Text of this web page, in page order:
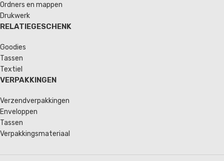
Ordners en mappen
Drukwerk
RELATIEGESCHENK
Goodies
Tassen
Textiel
VERPAKKINGEN
Verzendverpakkingen
Enveloppen
Tassen
Verpakkingsmateriaal